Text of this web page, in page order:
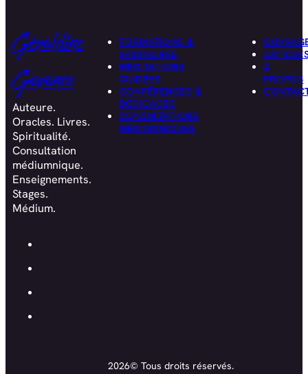
Géraldine
Garance
Auteure.
Oracles. Livres.
Spiritualité.
Consultation
médiumnique.
Enseignements.
Stages.
Médium.
FORMATIONS &
SÉMINAIRES
MÉDITATIONS
GUIDÉES
CONFÉRENCES &
DÉDICACES
CONSULTATIONS
MÉDIUMNIQUES
À
PROPOS
2026© Tous droits réservés.